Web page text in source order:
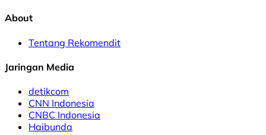
About
Tentang Rekomendit
Jaringan Media
detikcom
CNN Indonesia
CNBC Indonesia
Haibunda